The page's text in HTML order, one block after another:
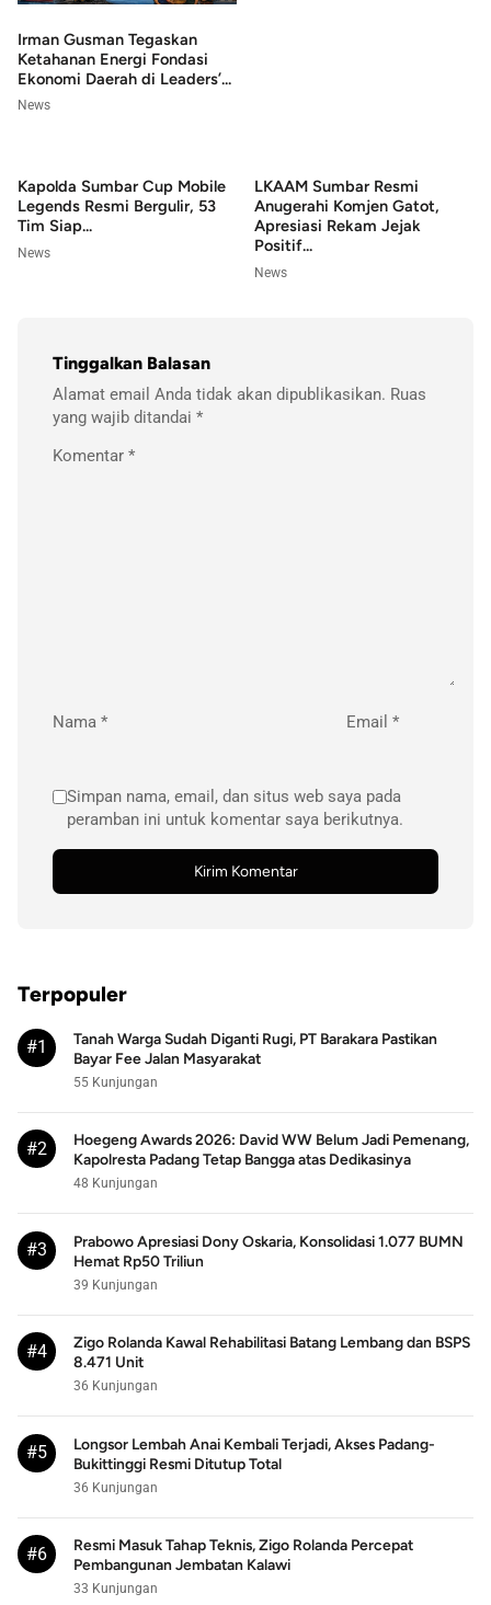
Irman Gusman Tegaskan
Ketahanan Energi Fondasi
Ekonomi Daerah di Leaders’...
News
Kapolda Sumbar Cup Mobile
Legends Resmi Bergulir, 53
Tim Siap...
News
LKAAM Sumbar Resmi
Anugerahi Komjen Gatot,
Apresiasi Rekam Jejak
Positif...
News
Tinggalkan Balasan
Alamat email Anda tidak akan dipublikasikan. Ruas
yang wajib ditandai *
Komentar *
Nama * Email *
Simpan nama, email, dan situs web saya pada
peramban ini untuk komentar saya berikutnya.
Terpopuler
#1
Tanah Warga Sudah Diganti Rugi, PT Barakara Pastikan
Bayar Fee Jalan Masyarakat
55 Kunjungan
#2
Hoegeng Awards 2026: David WW Belum Jadi Pemenang,
Kapolresta Padang Tetap Bangga atas Dedikasinya
48 Kunjungan
#3
Prabowo Apresiasi Dony Oskaria, Konsolidasi 1.077 BUMN
Hemat Rp50 Triliun
39 Kunjungan
#4
Zigo Rolanda Kawal Rehabilitasi Batang Lembang dan BSPS
8.471 Unit
36 Kunjungan
#5
Longsor Lembah Anai Kembali Terjadi, Akses Padang-
Bukittinggi Resmi Ditutup Total
36 Kunjungan
#6
Resmi Masuk Tahap Teknis, Zigo Rolanda Percepat
Pembangunan Jembatan Kalawi
33 Kunjungan